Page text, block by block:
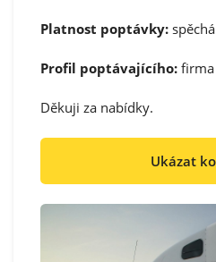
Platnost poptávky:
Profil poptávajícího: firma
Děkuji za nabídky.
Ukázat